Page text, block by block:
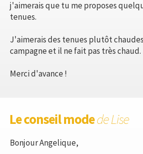
j'aimerais que tu me proposes
tenues.
J'aimerais des tenues plutôt
campagne et il ne fait pas très chaud.
Merci d'avance !
Le conseil modede Lise
Bonjour Angelique,